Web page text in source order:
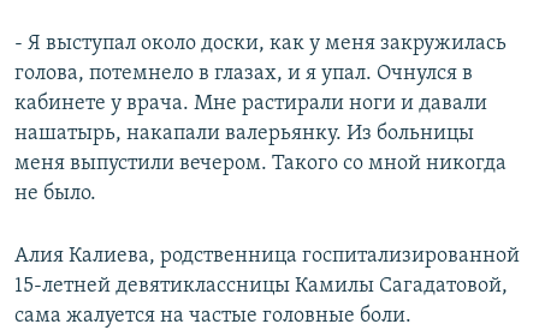
- Я выступал около доски, как у меня закружилась
голова, потемнело в глазах, и я упал. Очнулся в
кабинете у врача. Мне растирали ноги и давали
нашатырь, накапали валерьянку. Из больницы
меня выпустили вечером. Такого со мной никогда
не было.
Алия Калиева, родственница госпитализированной
15-летней девятиклассницы Камилы Сагадатовой,
сама жалуется на частые головные боли.